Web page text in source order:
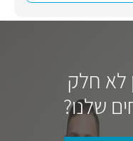
לא חלק
שלנו?